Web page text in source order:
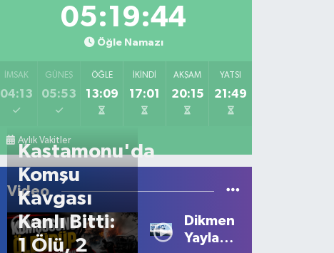
05:19:44
Öğle Namazı
İMSAK
04:13
GÜNEŞ
05:53
ÖĞLE
13:09
İKINDI
17:01
AKŞAM
20:15
YATSI
21:49
Aylık Vakitler
Video
Kastamonu'da
Komşu
Kavgası
Kanlı Bitti:
1 Ölü, 2
Dikmen
Yaylası'nda